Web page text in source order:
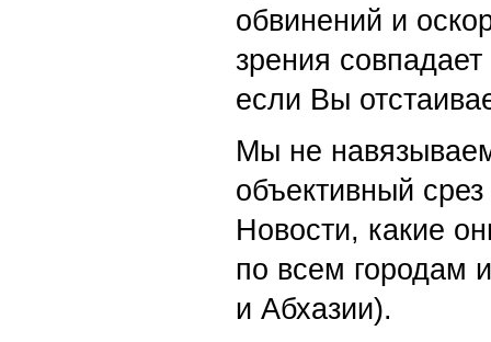
обвинений и
зрения
если Вы
Мы не
объективный
Новости, какие
по всем городам
и Абхазии).